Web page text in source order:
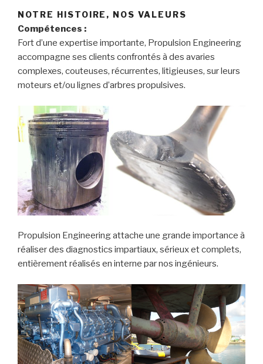
NOTRE HISTOIRE, NOS VALEURS
Compétences :
Fort d’une expertise importante, Propulsion Engineering
accompagne ses clients confrontés à des avaries
complexes, couteuses, récurrentes, litigieuses, sur leurs
moteurs et/ou lignes d’arbres propulsives.
Propulsion Engineering attache une grande importance à
réaliser des diagnostics impartiaux, sérieux et complets,
entièrement réalisés en interne par nos ingénieurs.